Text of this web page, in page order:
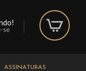
se
ASSINATURAS